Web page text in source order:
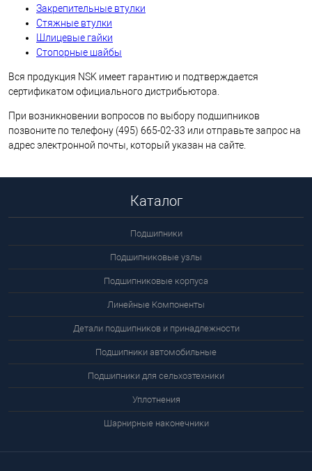
Закрепительные втулки
Стяжные втулки
Шлицевые гайки
Стопорные шайбы
Вся продукция NSK имеет гарантию и подтверждается
сертификатом официального дистрибьютора.
При возникновении вопросов по выбору подшипников
позвоните по телефону (495) 665-02-33 или отправьте запрос на
адрес электронной почты, который указан на сайте.
Каталог
Подшипники
Подшипниковые узлы
Подшипниковые корпуса
Линейные Компоненты
Детали подшипников и принадлежности
Подшипники автомобильные
Подшипники для сельхозтехники
Уплотнения
Шарнирные наконечники